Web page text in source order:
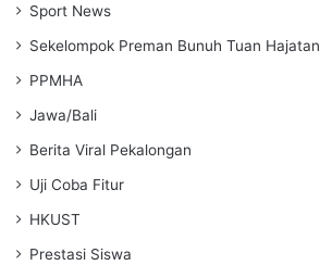
Sport News
Sekelompok Preman Bunuh Tuan Hajatan
PPMHA
Jawa/Bali
Berita Viral Pekalongan
Uji Coba Fitur
HKUST
Prestasi Siswa